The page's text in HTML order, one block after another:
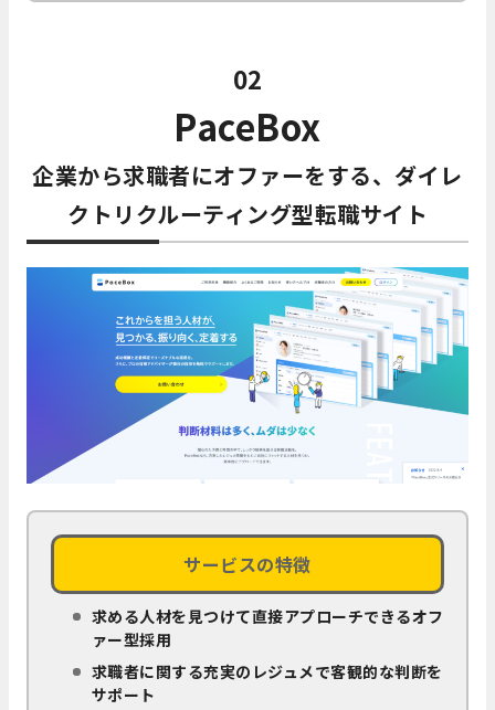
02
PaceBox
企業から求職者にオファーをする、ダイレ
クトリクルーティング型転職サイト
サービスの特徴
求める人材を見つけて直接アプローチできるオフ
ァー型採用
求職者に関する充実のレジュメで客観的な判断を
サポート